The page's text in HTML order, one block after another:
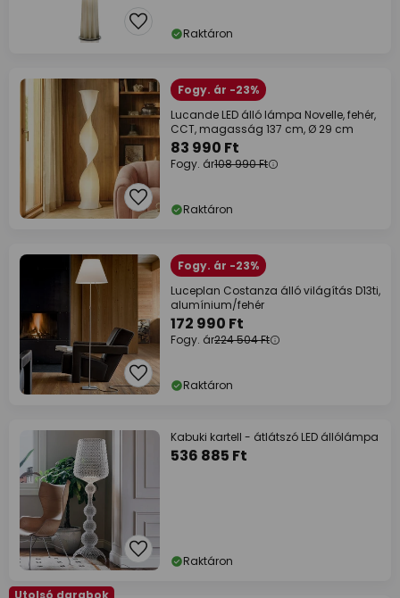
Raktáron
Fogy. ár -23%
Lucande LED álló lámpa Novelle, fehér,
CCT, magasság 137 cm, Ø 29 cm
83 990 Ft
Fogy. ár108 990 Ft
Raktáron
Fogy. ár -23%
Luceplan Costanza álló világítás D13ti,
alumínium/fehér
172 990 Ft
Fogy. ár224 504 Ft
Raktáron
Kabuki kartell - átlátszó LED állólámpa
536 885 Ft
Raktáron